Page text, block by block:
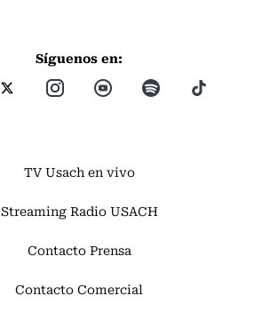
Síguenos en:
TV Usach en vivo
Streaming Radio USACH
Contacto Prensa
Contacto Comercial